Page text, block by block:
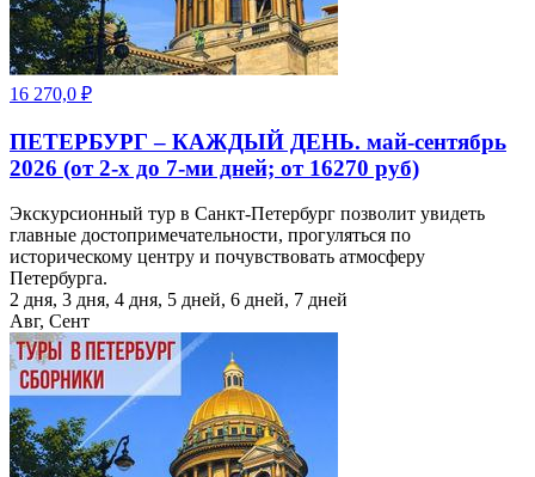
16 270,0 ₽
ПЕТЕРБУРГ – КАЖДЫЙ ДЕНЬ. май-сентябрь
2026 (от 2-х до 7-ми дней; от 16270 руб)
Экскурсионный тур в Санкт-Петербург позволит увидеть
главные достопримечательности, прогуляться по
историческому центру и почувствовать атмосферу
Петербурга.
2 дня, 3 дня, 4 дня, 5 дней, 6 дней, 7 дней
Авг, Сент